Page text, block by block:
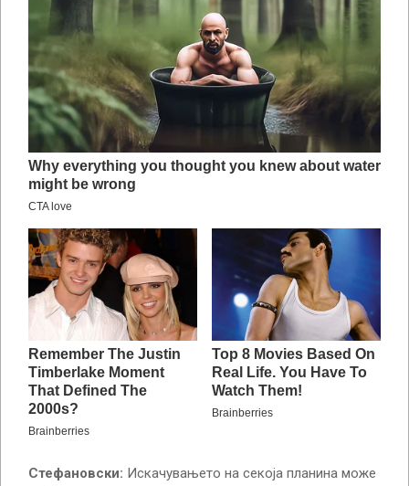
Стефановски: Искачувањето на секоја планина може